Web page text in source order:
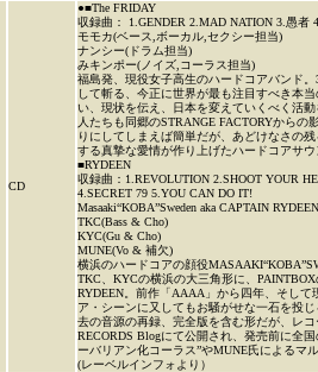
CD
●■The FRIDAY
収録曲： 1.GENDER 2.MAD NATION 3.愚者
モモカ(ベース,ボーカル,セクシー担当)
ナンシー(ドラム担当)
みキンポー(ノイズ,コーラス担当)
福島発、現役女子高生のハードコアバンド
して斬る、今正に世界が最も注目すべき本
い、現状を伝え、日本を変えていくべく活
人たちも同郷のSTRANGE FACTORYから
りにしてしまえば簡単だが、あどけなさの
する真摯な愛情が作り上げたハードコアサ
■RYDEEN
収録曲：1.REVOLUTION 2.SHOOT YOUR
4.SECRET 79 5.YOU CAN DO IT!
Masaaki“KOBA”Sweden aka CAPTAIN
TKC(Bass & Cho)
KYC(Gu & Cho)
MUNE(Vo & 補欠)
横浜のハードコアの顔役
TKC、KYCの横浜の大三角形に、
RYDEEN。前作「AAAA」から四年、そし
ア・シーンに又してもお騒がせな一石を投
去の音源の再録、完全版を含む形だが、レ
RECORDS Blogにて公開され、発売前に全
ーバリアン化コーラス”やMUNE氏によるマ
(レーベルインフォより）